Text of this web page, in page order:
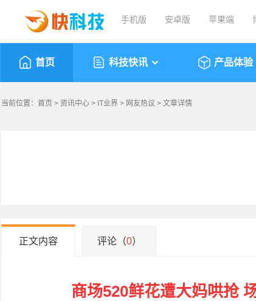
手机版 安卓版 苹果端
首页 科技快讯 产品体验
当前位置： 首页 > 资讯中心 > IT业界 > 网友热议 > 文章详情
正文内容 评论（0）
商场520鲜花遭大妈哄抢